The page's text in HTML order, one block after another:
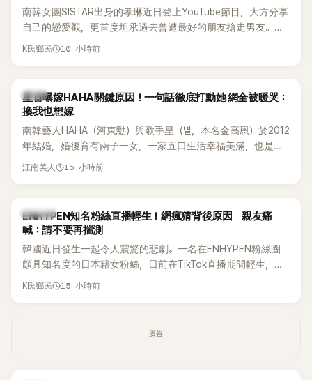
南韓女團SISTAR出身的孝琳近日登上YouTube節目，大方分享
自己的戀愛觀，更首度坦承過去曾遭最好的朋友搶走男友。她
表示，當時選擇瀟灑放手，但如果同樣的事情現在再發生，「我
K氏鄉民 10 小時前
韓星
星首曝嫁HAHA關鍵原因！一句話徹底打動她 網全被暖哭：
換我也想嫁
南韓藝人HAHA（河東勳）與歌手星（별，本名金高恩）於2012
年結婚，婚後育有兩子一女，一家五口生活幸福美滿，也是韓
國演藝圈公認的模範夫妻。近日，星首度公開當年決定嫁給
江南美人 15 小時前
K-POP
ENHYPEN知名粉絲直播輕生！網瘋猜背後原因 親友痛
喊：請不要再揣測
韓國近日發生一起令人震驚的悲劇。一名在ENHYPEN粉絲圈
頗具知名度的日本籍女粉絲，日前在TikTok直播期間輕生，最
終不幸身亡，消息曝光後震驚韓網，也讓不少粉絲湧入社群平
K氏鄉民 15 小時前
廣告